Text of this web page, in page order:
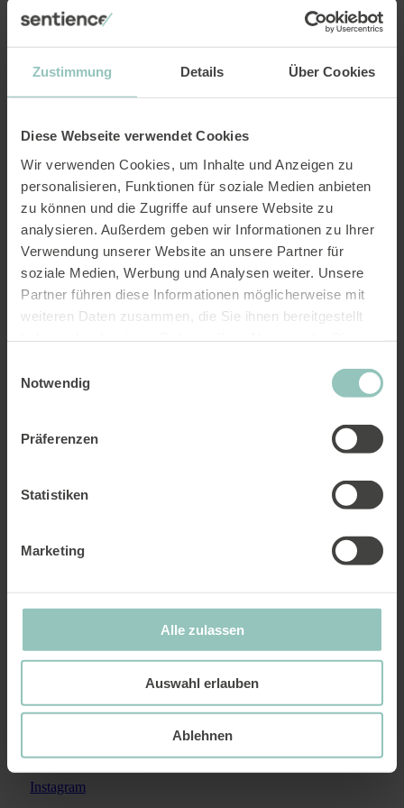
Zustimmung Details Über Cookies
Diese Webseite verwendet Cookies
Wir verwenden Cookies, um Inhalte und Anzeigen zu
personalisieren, Funktionen für soziale Medien anbieten
zu können und die Zugriffe auf unsere Website zu
analysieren. Außerdem geben wir Informationen zu Ihrer
Verwendung unserer Website an unsere Partner für
soziale Medien, Werbung und Analysen weiter. Unsere
Partner führen diese Informationen möglicherweise mit
weiteren Daten zusammen, die Sie ihnen bereitgestellt
Notwendig
Präferenzen
Statistiken
Marketing
Alle zulassen
Auswahl erlauben
Ablehnen
DE
FR
Team
In unserem Newsletter halten wir Sie über unsere Aktivitäten und
aktuelle Entwicklungen auf dem Laufenden.
Jetzt abonnieren.
4000 Basel
Instagram